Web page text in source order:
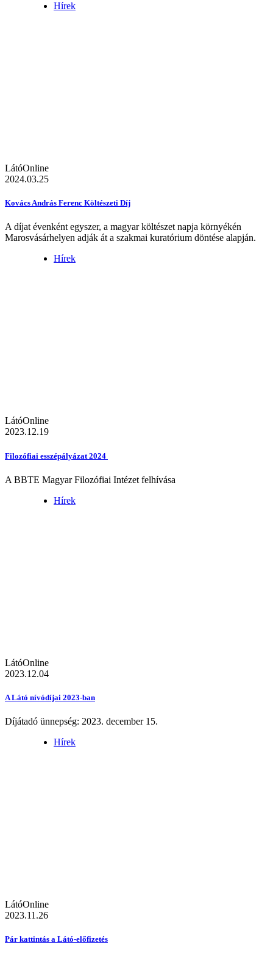
Hírek
LátóOnline
2024.03.25
Kovács András Ferenc Költészeti Díj
A díjat évenként egyszer, a magyar költészet napja környékén
Marosvásárhelyen adják át a szakmai kuratórium döntése alapján.
Hírek
LátóOnline
2023.12.19
Filozófiai esszépályázat 2024
A BBTE Magyar Filozófiai Intézet felhívása
Hírek
LátóOnline
2023.12.04
A Látó nívódíjai 2023-ban
Díjátadó ünnepség: 2023. december 15.
Hírek
LátóOnline
2023.11.26
Pár kattintás a Látó-előfizetés